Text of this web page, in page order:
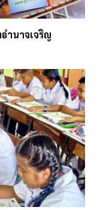
ำนาจเจริญ